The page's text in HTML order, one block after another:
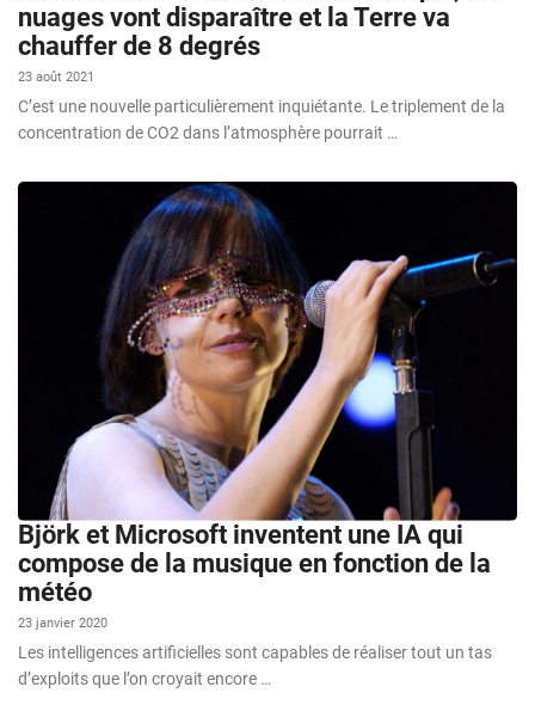
nuages vont disparaître et la Terre va
chauffer de 8 degrés
23 août 2021
C’est une nouvelle particulièrement inquiétante. Le triplement de la
concentration de CO2 dans l’atmosphère pourrait …
Björk et Microsoft inventent une IA qui
compose de la musique en fonction de la
météo
23 janvier 2020
Les intelligences artificielles sont capables de réaliser tout un tas
d’exploits que l’on croyait encore …